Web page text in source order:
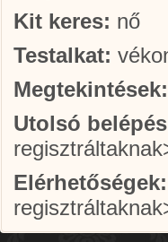
Kit keres: nő
Testalkat:
Megtekintések:
Utolsó
Elérhetőségek: